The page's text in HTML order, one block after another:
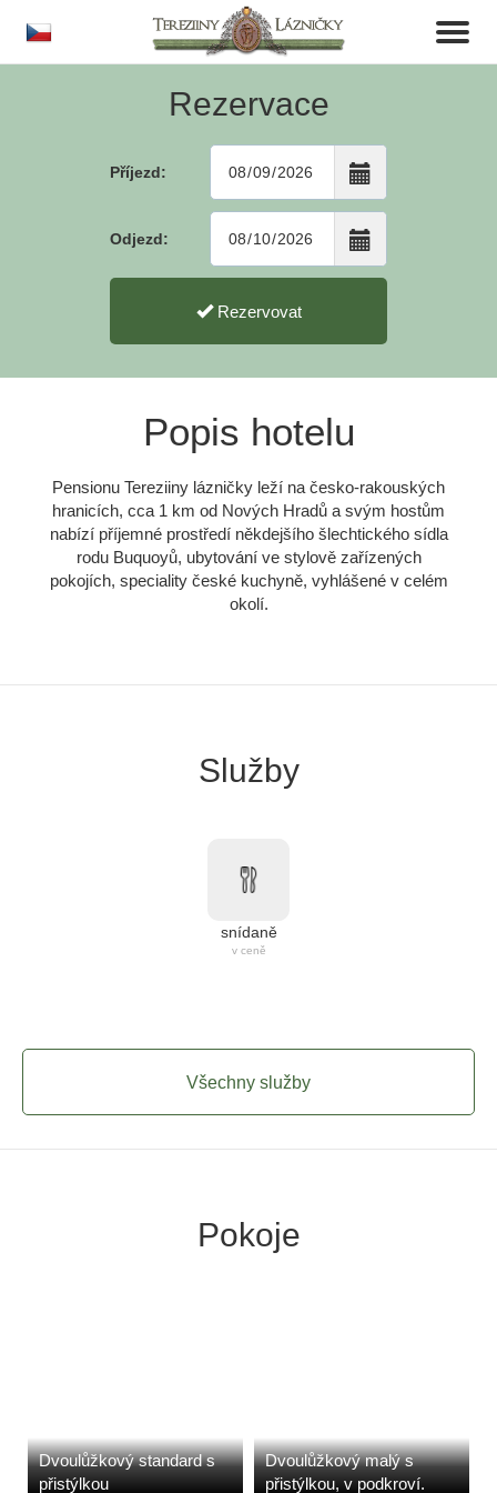
Toggle
Rezervace
Příjezd:
Odjezd:
Rezervovat
Popis hotelu
Pensionu Tereziiny lázničky leží na česko-rakouských
hranicích, cca 1 km od Nových Hradů a svým hostům
nabízí příjemné prostředí někdejšího šlechtického sídla
rodu Buquoyů, ubytování ve stylově zařízených
pokojích, speciality české kuchyně, vyhlášené v celém
okolí.
Služby
snídaně
v ceně
Všechny služby
Pokoje
Dvoulůžkový standard s
přistýlkou
Dvoulůžkový malý s
přistýlkou, v podkroví.